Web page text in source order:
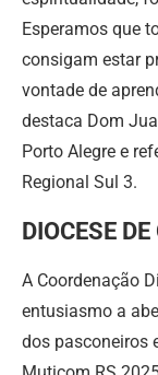
Esperamos que
consigam estar
vontade de
destaca Dom
Porto Alegre e
Regional Sul 3.
DIOCESE
A Coordenação
entusiasmo a
dos pasconeiros